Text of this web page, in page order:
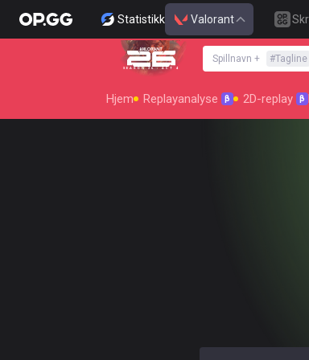
Statistikk Valorant
SEASON 26 : ACT 4
Spillnavn + #Tagline
Hjem Replayanalyse β 2D-replay β